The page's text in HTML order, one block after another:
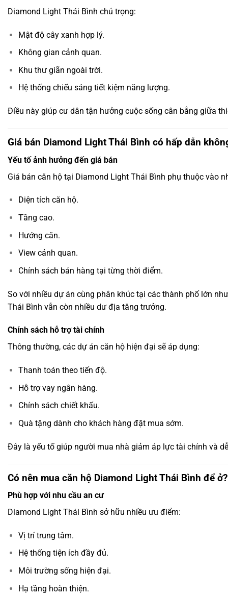
Diamond Light Thái Bình chú trọng:
Mật độ cây xanh hợp lý.
Không gian cảnh quan.
Khu thư giãn ngoài trời.
Hệ thống chiếu sáng tiết kiệm năng lượng.
Điều này giúp cư dân tận hưởng cuộc sống cân bằng giữa
Giá bán Diamond Light Thái Bình có hấp dẫn
Yếu tố ảnh hưởng đến giá bán
Giá bán căn hộ tại Diamond Light Thái Bình phụ thuộc vào
Diện tích căn hộ.
Tầng cao.
Hướng căn.
View cảnh quan.
Chính sách bán hàng tại từng thời điểm.
So với nhiều dự án cùng phân khúc tại các thành phố lớn
Thái Bình vẫn còn nhiều dư địa tăng trưởng.
Chính sách hỗ trợ tài chính
Thông thường, các dự án căn hộ hiện đại sẽ áp dụng:
Thanh toán theo tiến độ.
Hỗ trợ vay ngân hàng.
Chính sách chiết khấu.
Quà tặng dành cho khách hàng đặt mua sớm.
Đây là yếu tố giúp người mua nhà giảm áp lực tài chính và
Có nên mua căn hộ Diamond Light Thái Bình để ở?
Phù hợp với nhu cầu an cư
Diamond Light Thái Bình sở hữu nhiều ưu điểm:
Vị trí trung tâm.
Hệ thống tiện ích đầy đủ.
Môi trường sống hiện đại.
Hạ tầng hoàn thiện.